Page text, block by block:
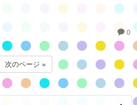
。
ったときの過保護っぷりを目撃して存分
まあ、今さらな話かな(￣▽￣;)
は自活してる人だし…
んやかんや巻き込んでたから、あまり人